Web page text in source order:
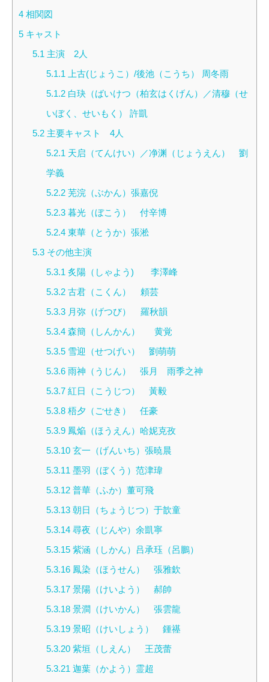
4 相関図
5 キャスト
5.1 主演 2人
5.1.1 上古(じょうこ）/後池（こうち） 周冬雨
5.1.2白玦（ばいけつ（柏玄はくげん）／清穆（せ
いぼく、せいもく） 許凱
5.2主要キャスト 4人
5.2.1 天启（てんけい）／净渊（じょうえん） 劉
学義
5.2.2芜浣（ぶかん）張嘉倪
5.2.3暮光（ぼこう） 付辛博
5.2.4東華（とうか）張淞
5.3その他主演
5.3.1 炙陽（しゃよう) 李澤峰
5.3.2古君（こくん） 頼芸
5.3.3月弥（げつび） 羅秋韻
5.3.4森簡（しんかん） 黄覚
5.3.5雪迎（せつげい） 劉萌萌
5.3.6雨神（うじん） 張月 雨季之神
5.3.7紅日（こうじつ） 黃毅
5.3.8梧夕（ごせき） 任豪
5.3.9鳳焔（ほうえん）哈妮克孜
5.3.10玄一（げんいち）張暁晨
5.3.11 墨羽（ぼくう）范津瑋
5.3.12普華（ふか）董可飛
5.3.13朝日（ちょうじつ）于歆童
5.3.14尋夜（じんや）余凱寧
5.3.15紫涵（しかん）吕承珏（呂鵬）
5.3.16鳳染（ほうせん） 張雅欽
5.3.17景陽（けいよう） 郝帥
5.3.18景澗（けいかん） 張雲龍
5.3.19景昭（けいしょう） 鍾禥
5.3.20紫垣（しえん） 王茂蕾
5.3.21 迦葉（かよう）霊超